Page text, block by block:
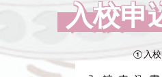
入校申
①入校